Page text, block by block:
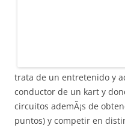
trata de un entretenido y
conductor de un kart y
circuitos ademÃ¡s de
puntos) y competir en